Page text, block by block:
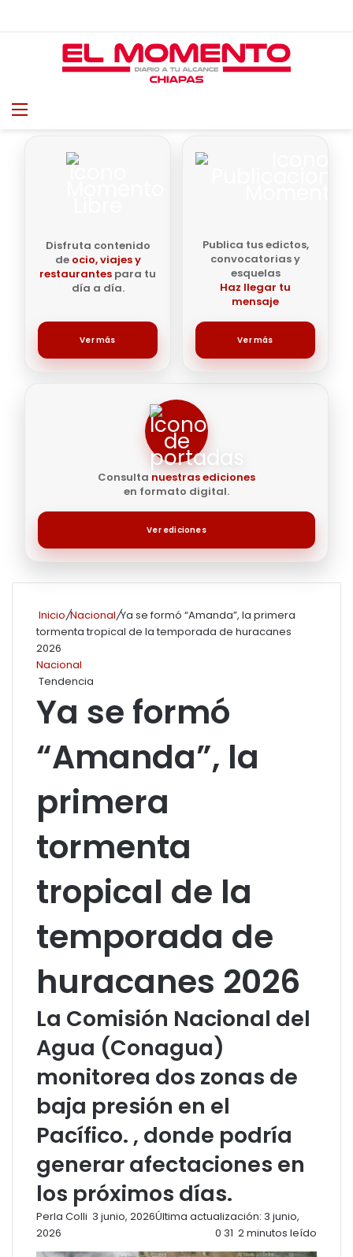
Menu
Disfruta contenido
de ocio, viajes y
restaurantes para tu
día a día.
Ver más
Consulta nuestras ediciones
en formato digital.
Ver ediciones
Publica tus edictos,
convocatorias y
esquelas
Haz llegar tu
mensaje
Ver más
Inicio/Nacional/Ya se formó “Amanda”, la primera
tormenta tropical de la temporada de huracanes
2026
Nacional
Tendencia
Ya se formó
“Amanda”, la
primera
tormenta
tropical de la
temporada de
huracanes 2026
La Comisión Nacional del
Agua (Conagua)
monitorea dos zonas de
baja presión en el
Pacífico. , donde podría
generar afectaciones en
los próximos días.
Perla Colli Send
email
3 junio, 2026Última actualización: 3 junio,
2026
0 31 2 minutos leído